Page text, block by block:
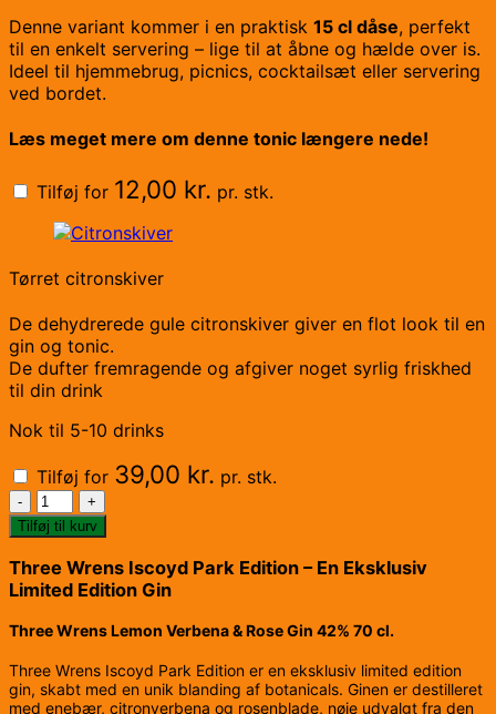
Denne variant kommer i en praktisk 15 cl dåse, perfekt
til en enkelt servering – lige til at åbne og hælde over is.
Ideel til hjemmebrug, picnics, cocktailsæt eller servering
ved bordet.
Læs meget mere om denne tonic længere nede!
Tilføj for 12,00 kr. pr. stk.
Tørret citronskiver
De dehydrerede gule citronskiver giver en flot look til en
gin og tonic.
De dufter fremragende og afgiver noget syrlig friskhed
til din drink
Nok til 5-10 drinks
Tilføj for 39,00 kr. pr. stk.
Three
Wrens
Lemon
&
Rose
cl.
Tilføj til kurv
Three Wrens Iscoyd Park Edition – En Eksklusiv
Limited Edition Gin
Three Wrens Lemon Verbena & Rose Gin 42% 70 cl.
Three Wrens Iscoyd Park Edition er en eksklusiv limited edition
gin, skabt med en unik blanding af botanicals. Ginen er destilleret
med enebær, citronverbena og rosenblade, nøje udvalgt fra den